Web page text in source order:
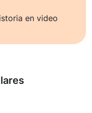
en video